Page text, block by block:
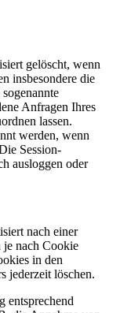
gelöscht, wenn
insbesondere die
Anfragen Ihres
lassen.
werden, wenn
Session-
ausloggen oder
nach einer
je nach Cookie
in den
jederzeit löschen.
entsprechend